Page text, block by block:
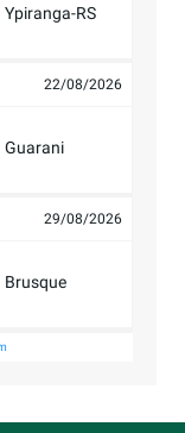
Ypiranga-RS
22/08/2026
Guarani
29/08/2026
Brusque